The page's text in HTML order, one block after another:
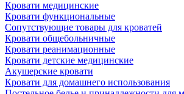
Кровати медицинские
Кровати функциональные
Сопутствующие товары для кроватей
Кровати общебольничные
Кровати реанимационные
Кровати детские медицинские
Акушерские кровати
Кровати для домашнего использования